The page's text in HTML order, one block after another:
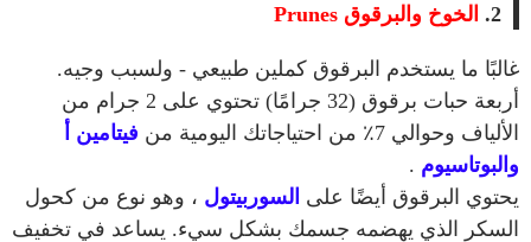
2. الخوخ والبرقوق Prunes
غالبًا ما يستخدم البرقوق كملين طبيعي - ولسبب وجيه.
أربعة حبات برقوق (32 جرامًا) تحتوي على 2 جرام من
الألياف وحوالي 7٪ من احتياجاتك اليومية من
فيتامين أ
والبوتاسيوم .
يحتوي البرقوق أيضًا على السوربيتول ، وهو نوع من كحول
السكر الذي يهضمه جسمك بشكل سيء. يساعد في تخفيف